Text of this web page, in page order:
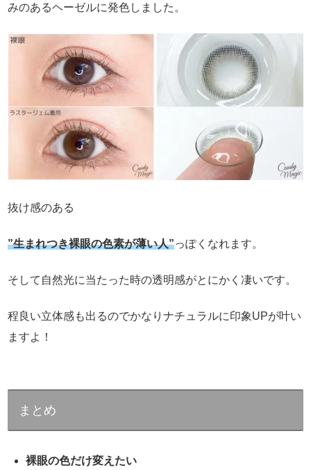
みのあるヘーゼルに発色しました。
抜け感のある
”生まれつき裸眼の色素が薄い人”っぽくなれます。
そして自然光に当たった時の透明感がとにかく凄いです。
程良い立体感も出るのでかなりナチュラルに印象UPが叶い
ますよ！
まとめ
裸眼の色だけ変えたい